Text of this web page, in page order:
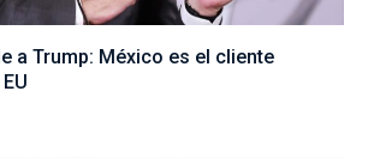
a Trump: México es el cliente